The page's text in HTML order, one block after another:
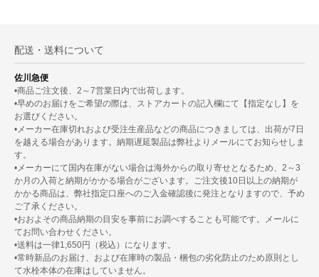
配送・送料について
佐川急便
•商品ご注文後、2～7営業日内で出荷します。
•早めのお届けをご希望の際は、ストアカートの記入欄にて【指定なし】を
お選びください。
•メーカー在庫切れおよび受注生産品などの商品につきましては、出荷が7日
を越える場合があります。納期遅延製品は弊社よりメールにてお知らせしま
す。
•メーカーにて国内在庫がない場合は海外からの取り寄せとなるため、2～3
か月の入荷と納期がかかる場合がございます。ご注文後10日以上の納期が
かかる商品は、弊社指定口座へのご入金確認後に発注となりますので、予め
ご了承ください。
•おおよその商品納期の目安を事前にお調べすることも可能です。メールに
てお問い合わせください。
•送料は一律1,650円（税込）になります。
•常時新品のお届け、および在庫時の製品・梱包の劣化防止のため原則とし
て水栓本体の在庫はしていません。